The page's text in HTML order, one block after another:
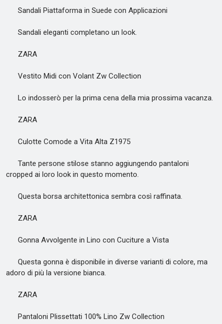
Sandali Piattaforma in Suede con Applicazioni
Sandali eleganti completano un look.
ZARA
Vestito Midi con Volant Zw Collection
Lo indosserò per la prima cena della mia prossima vacanza.
ZARA
Culotte Comode a Vita Alta Z1975
Tante persone stilose stanno aggiungendo pantaloni
cropped ai loro look in questo momento.
Questa borsa architettonica sembra così raffinata.
ZARA
Gonna Avvolgente in Lino con Cuciture a Vista
Questa gonna è disponibile in diverse varianti di colore, ma
adoro di più la versione bianca.
ZARA
Pantaloni Plissettati 100% Lino Zw Collection